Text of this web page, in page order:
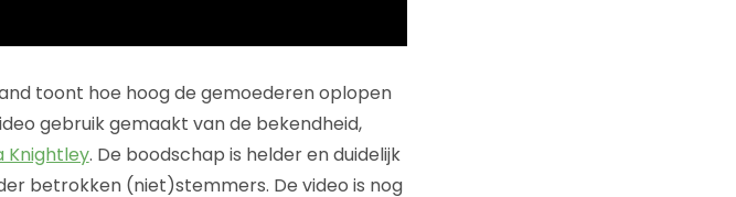
toont hoe hoog de gemoederen oplopen
gebruik gemaakt van de bekendheid,
Knightley. De boodschap is helder en duidelijk
betrokken (niet)stemmers. De video is nog